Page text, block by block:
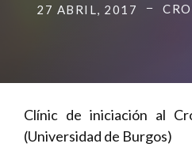
27 ABRIL, 2017
Clínic de iniciación al
(Universidad de Burgos)